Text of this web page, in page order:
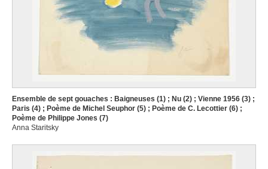
Ensemble de sept gouaches : Baigneuses (1) ; Nu (2) ; Vienne 1956 (3) ;
Paris (4) ; Poème de Michel Seuphor (5) ; Poème de C. Lecottier (6) ;
Poème de Philippe Jones (7)
Anna Staritsky